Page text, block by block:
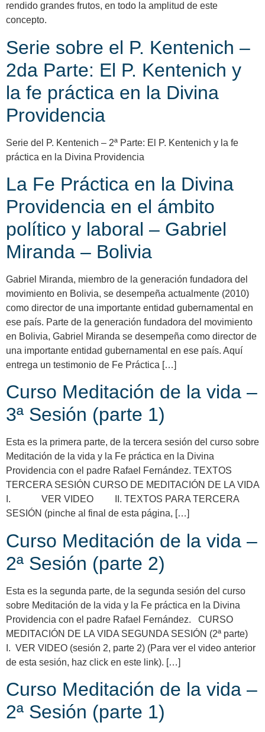
rendido grandes frutos, en todo la amplitud de este
concepto.
Serie sobre el P. Kentenich –
2da Parte: El P. Kentenich y
la fe práctica en la Divina
Providencia
Serie del P. Kentenich – 2ª Parte: El P. Kentenich y la fe
práctica en la Divina Providencia
La Fe Práctica en la Divina
Providencia en el ámbito
político y laboral – Gabriel
Miranda – Bolivia
Gabriel Miranda, miembro de la generación fundadora del
movimiento en Bolivia, se desempeña actualmente (2010)
como director de una importante entidad gubernamental en
ese país. Parte de la generación fundadora del movimiento
en Bolivia, Gabriel Miranda se desempeña como director de
una importante entidad gubernamental en ese país. Aquí
entrega un testimonio de Fe Práctica […]
Curso Meditación de la vida –
3ª Sesión (parte 1)
Esta es la primera parte, de la tercera sesión del curso sobre
Meditación de la vida y la Fe práctica en la Divina
Providencia con el padre Rafael Fernández. TEXTOS
TERCERA SESIÓN CURSO DE MEDITACIÓN DE LA VIDA
I. VER VIDEO II. TEXTOS PARA TERCERA
SESIÓN (pinche al final de esta página, […]
Curso Meditación de la vida –
2ª Sesión (parte 2)
Esta es la segunda parte, de la segunda sesión del curso
sobre Meditación de la vida y la Fe práctica en la Divina
Providencia con el padre Rafael Fernández. CURSO
MEDITACIÓN DE LA VIDA SEGUNDA SESIÓN (2ª parte)
I. VER VIDEO (sesión 2, parte 2) (Para ver el video anterior
de esta sesión, haz click en este link). […]
Curso Meditación de la vida –
2ª Sesión (parte 1)